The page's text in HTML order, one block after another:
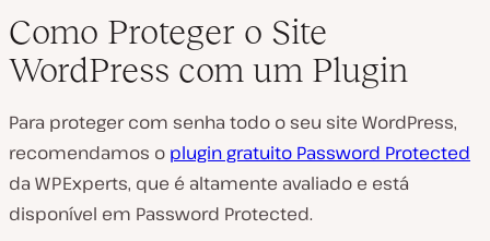
Como Proteger o Site
WordPress com um Plugin
Para proteger com senha todo o seu site WordPress,
recomendamos o plugin gratuito Password Protected
da WPExperts, que é altamente avaliado e está
disponível em Password Protected.